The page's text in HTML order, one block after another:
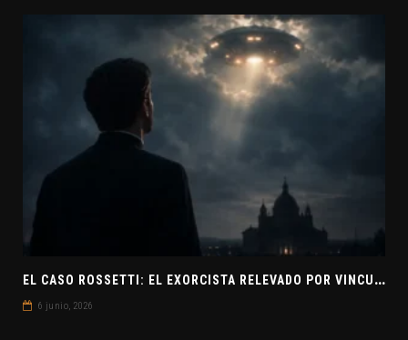
E
L CASO ROSSETTI: EL EXORCISTA RELEVADO POR VINCULAR OVNIS Y DEMONIOS
6 junio, 2026